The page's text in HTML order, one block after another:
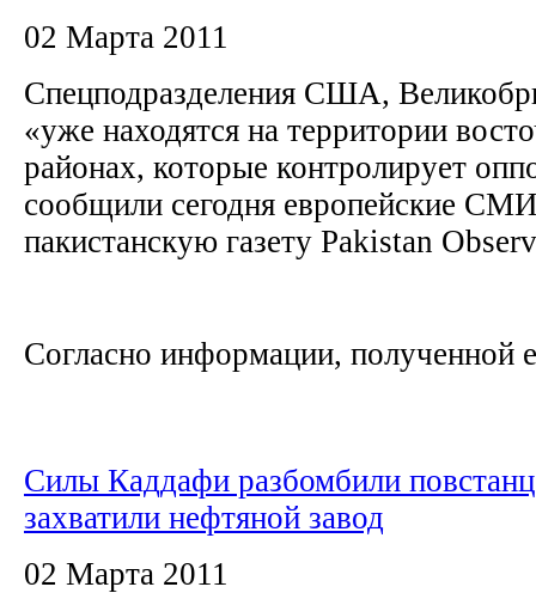
02 Марта 2011
Спецподразделения США,
«уже находятся на территории
районах, которые контролирует
сообщили сегодня европейские
пакистанскую газету Pakistan
Согласно информации, полученной
Силы Каддафи разбомбили
захватили нефтяной завод
02 Марта 2011